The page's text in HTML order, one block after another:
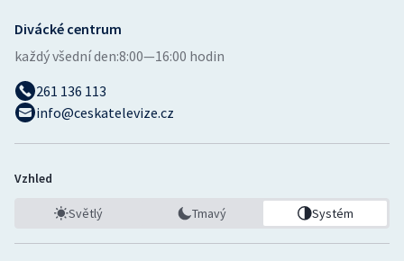
Divácké centrum
každý všední den:8:00—16:00 hodin
261 136 113
info@ceskatelevize.cz
Vzhled
Světlý Tmavý Systém